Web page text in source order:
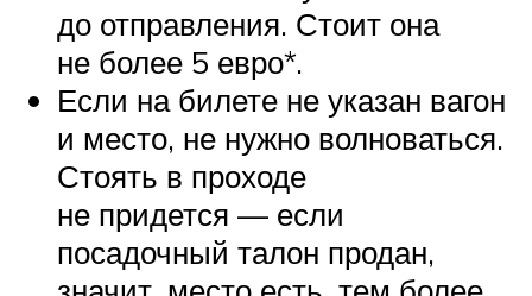
до отправления. Стоит она
не более 5 евро*.
Если на билете не указан вагон
и место, не нужно волноваться.
Стоять в проходе
не придется — если
посадочный талон продан,